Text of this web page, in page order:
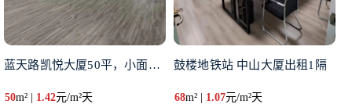
蓝天路凯悦大厦50平，小面积出
50m² | 1.42元/m²天
鼓楼地铁站 中山大厦出租1隔
68m² | 1.07元/m²天